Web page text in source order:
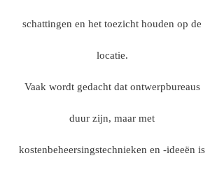
schattingen en het toezicht houden op de
locatie.
Vaak wordt gedacht dat ontwerpbureaus
duur zijn, maar met
kostenbeheersingstechnieken en -ideeën is